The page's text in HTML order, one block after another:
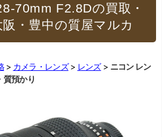
70mm F2.8Dの買取・
大阪・豊中の質屋マルカ
カメラ・レンズ レンズ
ニコン レン
預かり